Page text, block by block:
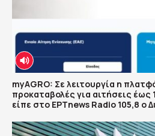
myAGRO: Σε λειτουργία η
προκαταβολές για αιτήσεις έως
είπε στο ΕΡΤnews Radio 105,8 ο